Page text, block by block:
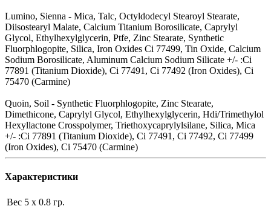
Lumino, Sienna - Mica, Talc, Octyldodecyl Stearoyl Stearate,
Diisostearyl Malate, Calcium Titanium Borosilicate, Caprylyl
Glycol, Ethylhexylglycerin, Ptfe, Zinc Stearate, Synthetic
Fluorphlogopite, Silica, Iron Oxides Ci 77499, Tin Oxide, Calcium
Sodium Borosilicate, Aluminum Calcium Sodium Silicate +/- :Ci
77891 (Titanium Dioxide), Ci 77491, Ci 77492 (Iron Oxides), Ci
75470 (Carmine)
Quoin, Soil - Synthetic Fluorphlogopite, Zinc Stearate,
Dimethicone, Caprylyl Glycol, Ethylhexylglycerin, Hdi/Trimethylol
Hexyllactone Crosspolymer, Triethoxycaprylylsilane, Silica, Mica
+/- :Ci 77891 (Titanium Dioxide), Ci 77491, Ci 77492, Ci 77499
(Iron Oxides), Ci 75470 (Carmine)
Характеристики
Вес 5 x 0.8 гр.